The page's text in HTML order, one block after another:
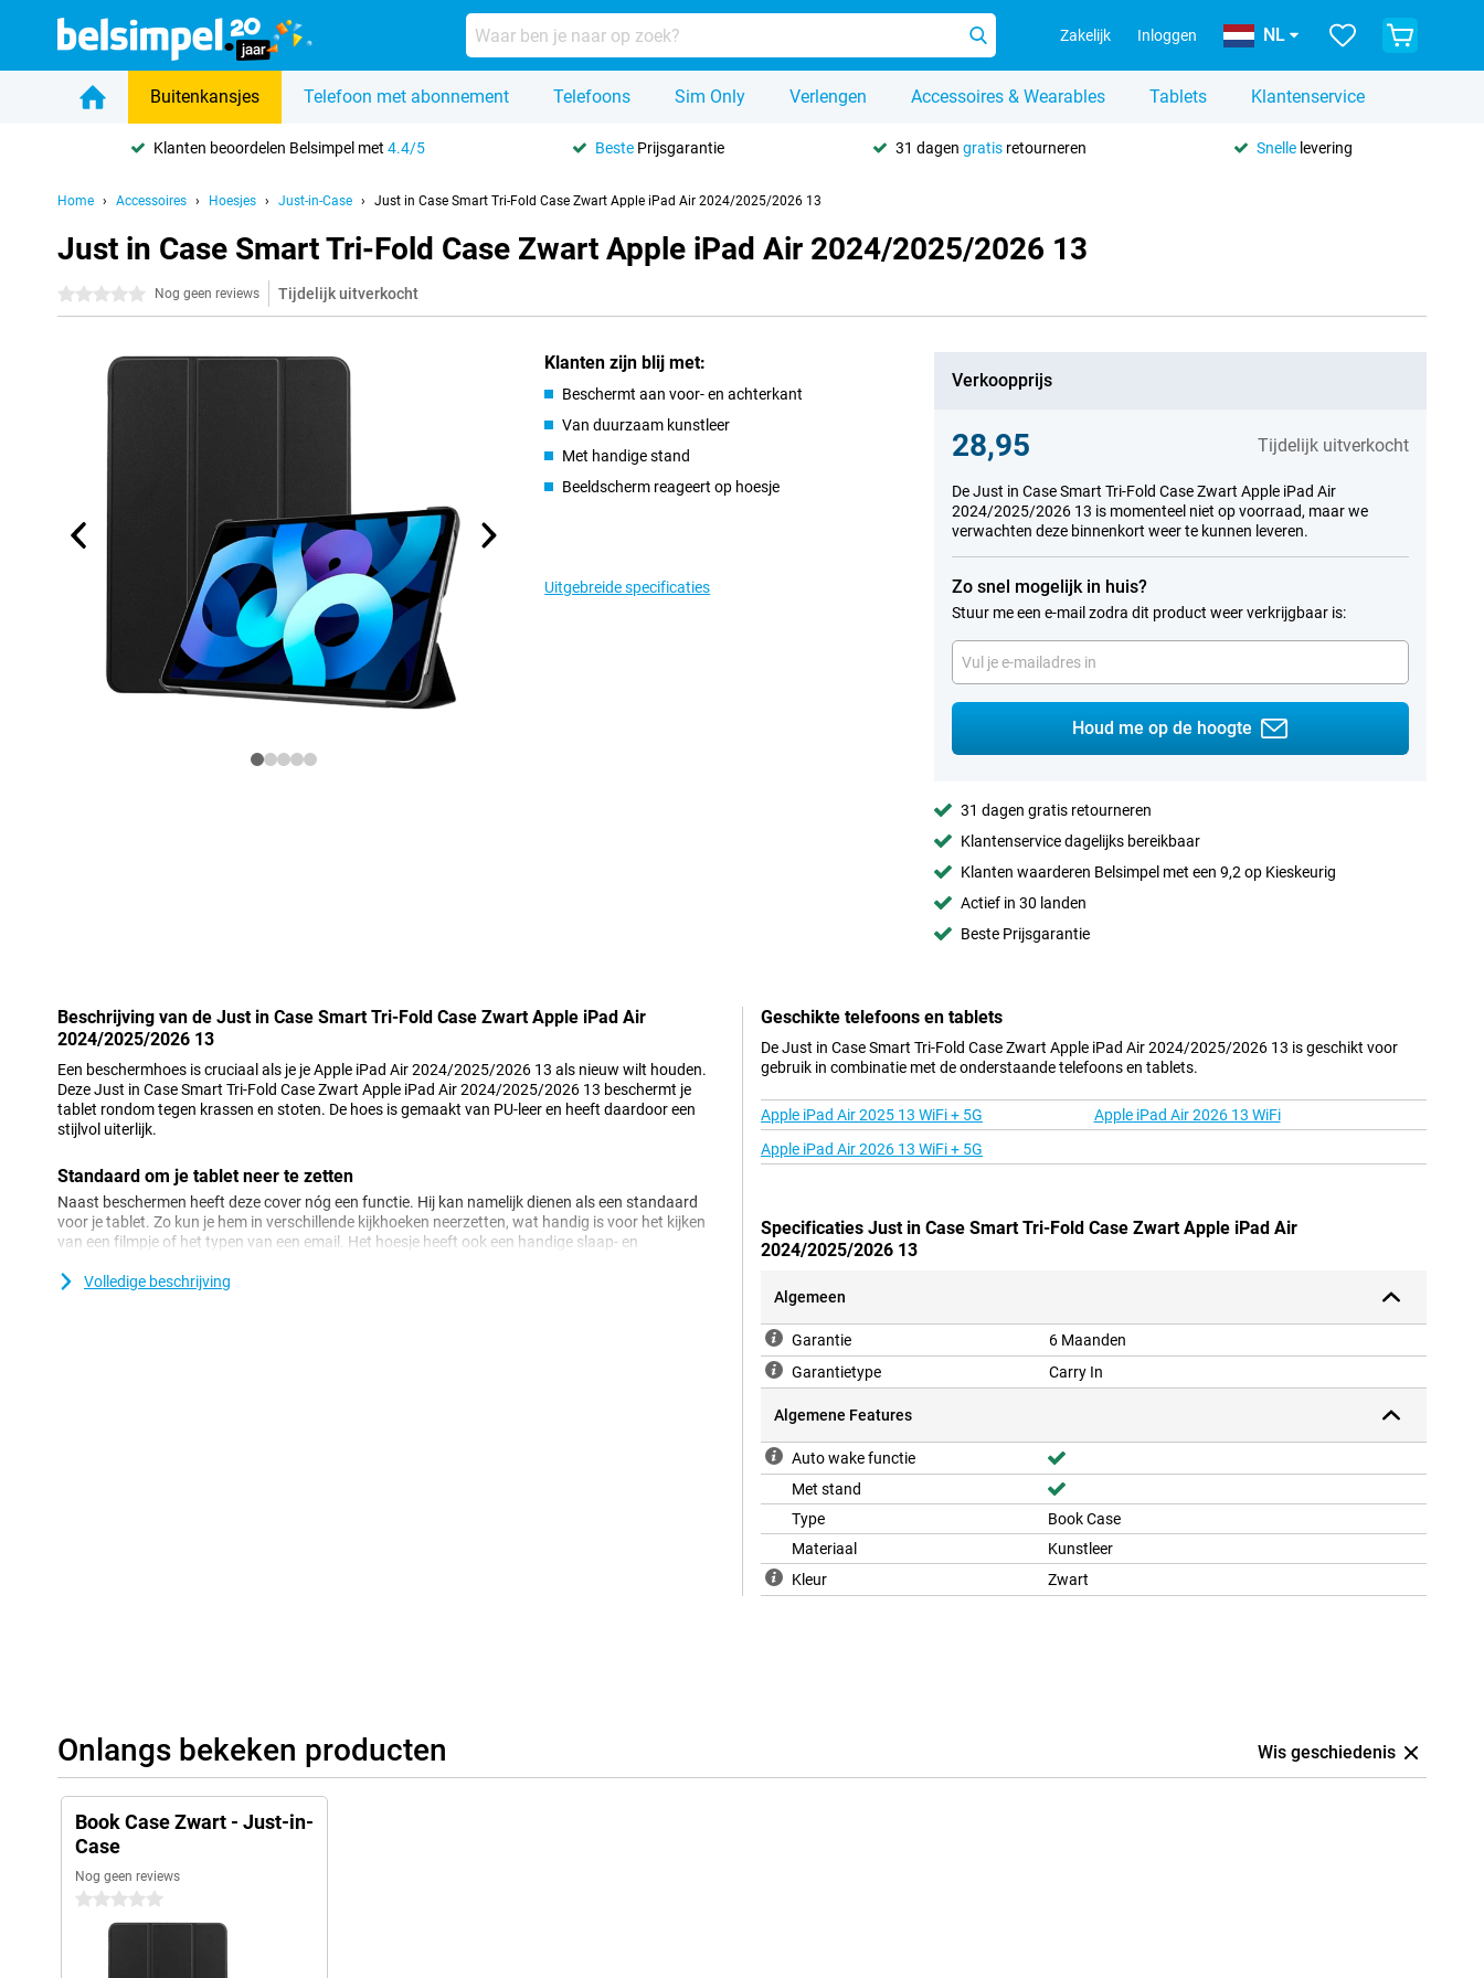
Zakelijk Inloggen NL
Buitenkansjes Telefoon met abonnement Telefoons Sim Only Verlengen Accessoires & Wearables Tablets Klantenservice
Klanten beoordelen Belsimpel met4.4/5 Beste Prijsgarantie 31 dagen gratisretourneren Snellelevering
Home Accessoires Hoesjes Just-in-Case Just in Case Smart Tri-Fold Case Zwart Apple iPad Air 2024/2025/2026 13
Just in Case Smart Tri-Fold Case Zwart Apple iPad Air 2024/2025/2026 13
0 sterren Nog geen reviews Tijdelijk uitverkocht
Klanten zijn blij met:
Beschermt aan voor- en achterkant
Van duurzaam kunstleer
Met handige stand
Beeldscherm reageert op hoesje
Uitgebreide specificaties
Verkoopprijs
28,95 Tijdelijk uitverkocht
De Just in Case Smart Tri-Fold Case Zwart Apple iPad Air
2024/2025/2026 13 is momenteel niet op voorraad, maar we
verwachten deze binnenkort weer te kunnen leveren.
Zo snel mogelijk in huis?
Stuur me een e-mail zodra dit product weer verkrijgbaar is:
Houd me op de hoogte
31 dagen gratis retourneren
Klantenservice dagelijks bereikbaar
Klanten waarderen Belsimpel met een 9,2 op Kieskeurig
Actief in 30 landen
Beste Prijsgarantie
Beschrijving van de Just in Case Smart Tri-Fold Case Zwart Apple iPad Air
2024/2025/2026 13
Een beschermhoes is cruciaal als je je Apple iPad Air 2024/2025/2026 13 als nieuw wilt houden.
Deze Just in Case Smart Tri-Fold Case Zwart Apple iPad Air 2024/2025/2026 13 beschermt je
tablet rondom tegen krassen en stoten. De hoes is gemaakt van PU-leer en heeft daardoor een
stijlvol uiterlijk.
Standaard om je tablet neer te zetten
Naast beschermen heeft deze cover nóg een functie. Hij kan namelijk dienen als een standaard
voor je tablet. Zo kun je hem in verschillende kijkhoeken neerzetten, wat handig is voor het kijken
van een filmpje of het typen van een email. Het hoesje heeft ook een handige slaap- en
Volledige beschrijving
Geschikte telefoons en tablets
De Just in Case Smart Tri-Fold Case Zwart Apple iPad Air 2024/2025/2026 13 is geschikt voor
gebruik in combinatie met de onderstaande telefoons en tablets.
Apple iPad Air 2025 13 WiFi + 5G
Apple iPad Air 2026 13 WiFi
Apple iPad Air 2026 13 WiFi + 5G
Specificaties Just in Case Smart Tri-Fold Case Zwart Apple iPad Air
2024/2025/2026 13
Algemeen
Garantie
6 Maanden
Garantietype
Carry In
Algemene Features
Auto wake functie
Met stand
Type
Book Case
Materiaal
Kunstleer
Kleur
Zwart
Onlangs bekeken producten Wis geschiedenis
Book Case Zwart - Just-in-
Case
Nog geen reviews
0 sterren